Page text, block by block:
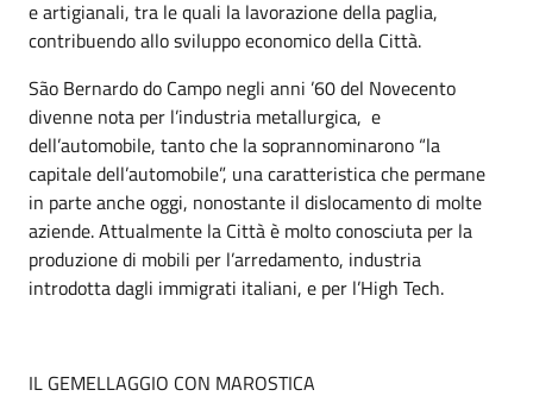
e artigianali, tra le quali la lavorazione della paglia,
contribuendo allo sviluppo economico della Città.
São Bernardo do Campo negli anni ’60 del Novecento
divenne nota per l’industria metallurgica, e
dell’automobile, tanto che la soprannominarono “la
capitale dell’automobile”, una caratteristica che permane
in parte anche oggi, nonostante il dislocamento di molte
aziende. Attualmente la Città è molto conosciuta per la
produzione di mobili per l’arredamento, industria
introdotta dagli immigrati italiani, e per l’High Tech.
IL GEMELLAGGIO CON MAROSTICA